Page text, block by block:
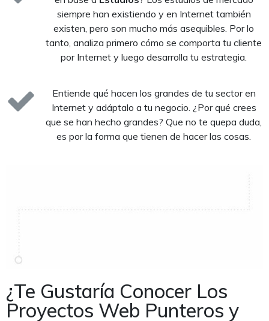
siempre han existiendo y en Internet también
existen, pero son mucho más asequibles. Por lo
tanto, analiza primero cómo se comporta tu cliente
por Internet y luego desarrolla tu estrategia.
Entiende qué hacen los grandes de tu sector en
Internet y adáptalo a tu negocio. ¿Por qué crees
que se han hecho grandes? Que no te quepa duda,
es por la forma que tienen de hacer las cosas.
¿Te Gustaría Conocer Los
Proyectos Web Punteros y